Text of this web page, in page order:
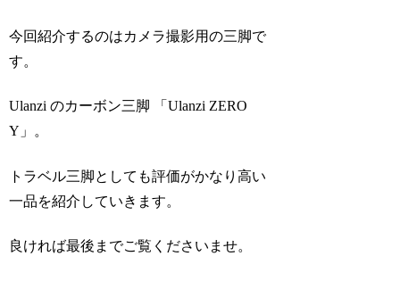
今回紹介するのはカメラ撮影用の三脚で
す。
Ulanzi のカーボン三脚 「Ulanzi ZERO
Y」。
トラベル三脚としても評価がかなり高い
一品を紹介していきます。
良ければ最後までご覧くださいませ。